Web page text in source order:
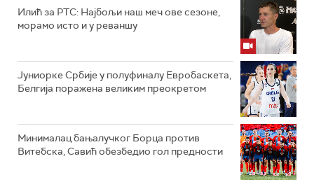
Илић за РТС: Најбољи наш меч ове сезоне,
морамо исто и у реваншу
Јуниорке Србије у полуфиналу Евробаскета,
Белгија поражена великим преокретом
Минималац бањалучког Борца против
Витебска, Савић обезбедио гол предности